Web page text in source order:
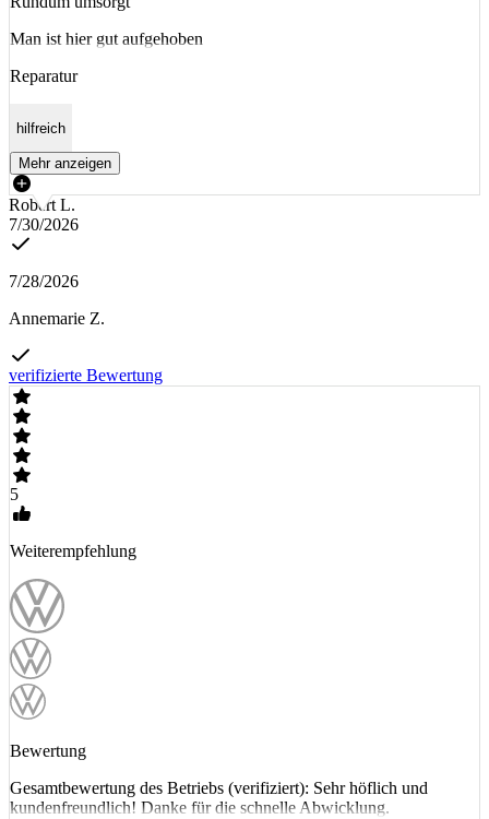
Man ist hier gut aufgehoben
Reparatur
hilfreich
Mehr anzeigen
Robert L.
7/30/2026
7/28/2026
Annemarie Z.
verifizierte Bewertung
5
Weiterempfehlung
Bewertung
Gesamtbewertung des Betriebs (verifiziert): Sehr höflich und
kundenfreundlich! Danke für die schnelle Abwicklung.